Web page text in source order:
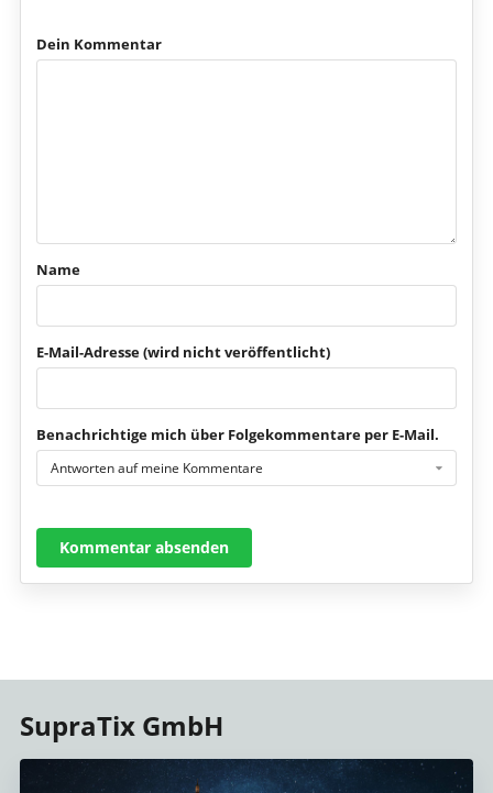
Dein Kommentar
Name
E-Mail-Adresse (wird nicht veröffentlicht)
Benachrichtige mich über Folgekommentare per E-Mail.
Antworten auf meine Kommentare
Kommentar absenden
SupraTix GmbH